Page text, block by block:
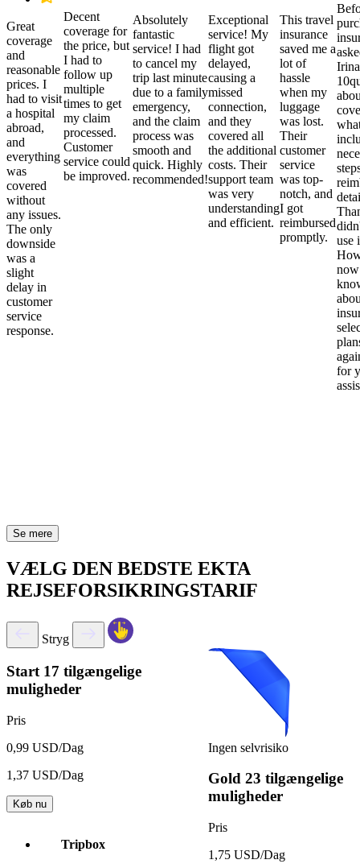
Great
coverage
and
reasonable
prices. I
had to visit
a hospital
abroad,
and
everything
was
covered
without
any issues.
The only
downside
was a
slight
delay in
customer
service
response.
Decent
coverage for
the price, but
I had to
follow up
multiple
times to get
my claim
processed.
Customer
service could
be improved.
Absolutely
fantastic
service! I had
to cancel my
trip last minute
due to a family
emergency,
and the claim
process was
smooth and
quick. Highly
recommended!
Exceptional
service! My
flight got
delayed,
causing a
missed
connection,
and they
covered all
the additional
costs. Their
support team
was very
understanding
and efficient.
This travel
insurance
saved me a
lot of
hassle
when my
luggage
was lost.
Their
customer
service
was top-
notch, and
I got
reimbursed
promptly.
use
for
Se mere
VÆLG DEN BEDSTE EKTA
REJSEFORSIKRINGSTARIF
Stryg
Start 17 tilgængelige
muligheder
Pris
0,99 USD/Dag
1,37 USD/Dag
Køb nu
Tripbox
Ingen selvrisiko
Gold 23 tilgængelige
muligheder
Pris
1,75 USD/Dag